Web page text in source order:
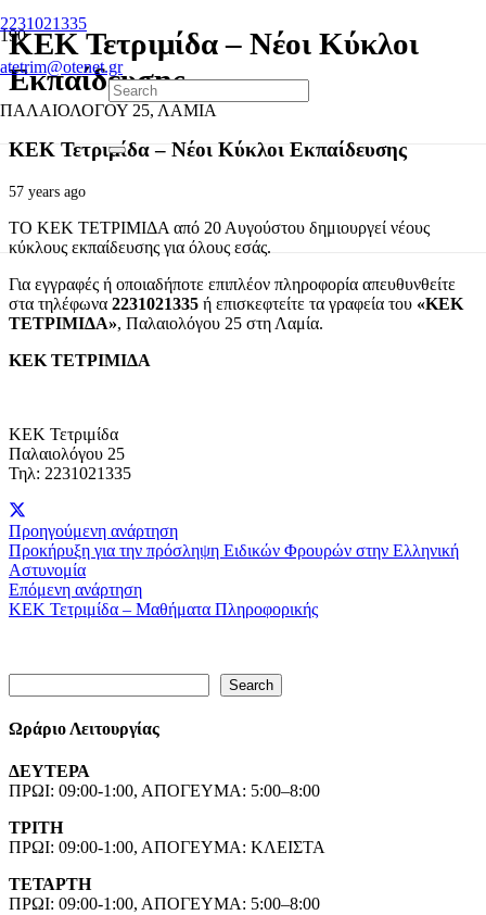
2231021335
atetrim@otenet.gr
ΠΑΛΑΙΟΛΟΓΟΥ 25, ΛΑΜΙΑ
ΚΕΚ Τετριμίδα – Νέοι Κύκλοι
Εκπαίδευσης
ΚΕΚ Τετριμίδα – Νέοι Κύκλοι Εκπαίδευσης
57 years ago
ΤΟ ΚΕΚ ΤΕΤΡΙΜΙΔΑ από 20 Αυγούστου δημιουργεί νέους
κύκλους εκπαίδευσης για όλους εσάς.
Για εγγραφές ή οποιαδήποτε επιπλέον πληροφορία απευθυνθείτε
στα τηλέφωνα 2231021335 ή επισκεφτείτε τα γραφεία του «ΚΕΚ
ΤΕΤΡΙΜΙΔΑ», Παλαιολόγου 25 στη Λαμία.
ΚΕΚ ΤΕΤΡΙΜΙΔΑ
ΚΕΚ Τετριμίδα
Παλαιολόγου 25
Τηλ: 2231021335
Προηγούμενη ανάρτηση
Προκήρυξη για την πρόσληψη Ειδικών Φρουρών στην Ελληνική
Αστυνομία
Επόμενη ανάρτηση
ΚΕΚ Τετριμίδα – Μαθήματα Πληροφορικής
Search
Ωράριο Λειτουργίας
ΔΕΥΤΕΡΑ
ΠΡΩΙ: 09:00-1:00, ΑΠΟΓΕΥΜΑ: 5:00–8:00
ΤΡΙΤΗ
ΠΡΩΙ: 09:00-1:00, ΑΠΟΓΕΥΜΑ: ΚΛΕΙΣΤΑ
ΤΕΤΑΡΤΗ
ΠΡΩΙ: 09:00-1:00, ΑΠΟΓΕΥΜΑ: 5:00–8:00